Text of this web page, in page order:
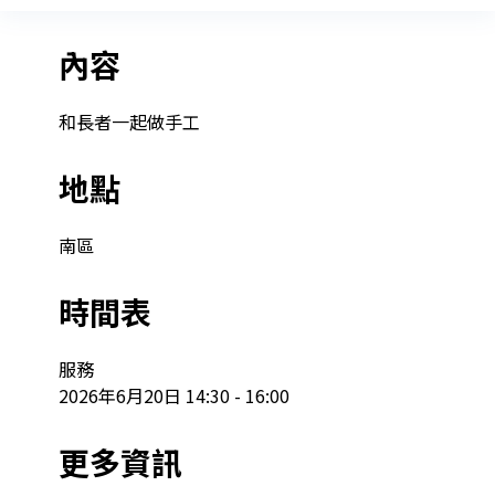
內容
和長者一起做手工
地點
南區
時間表
服務
2026年6月20日 14:30 - 16:00
更多資訊